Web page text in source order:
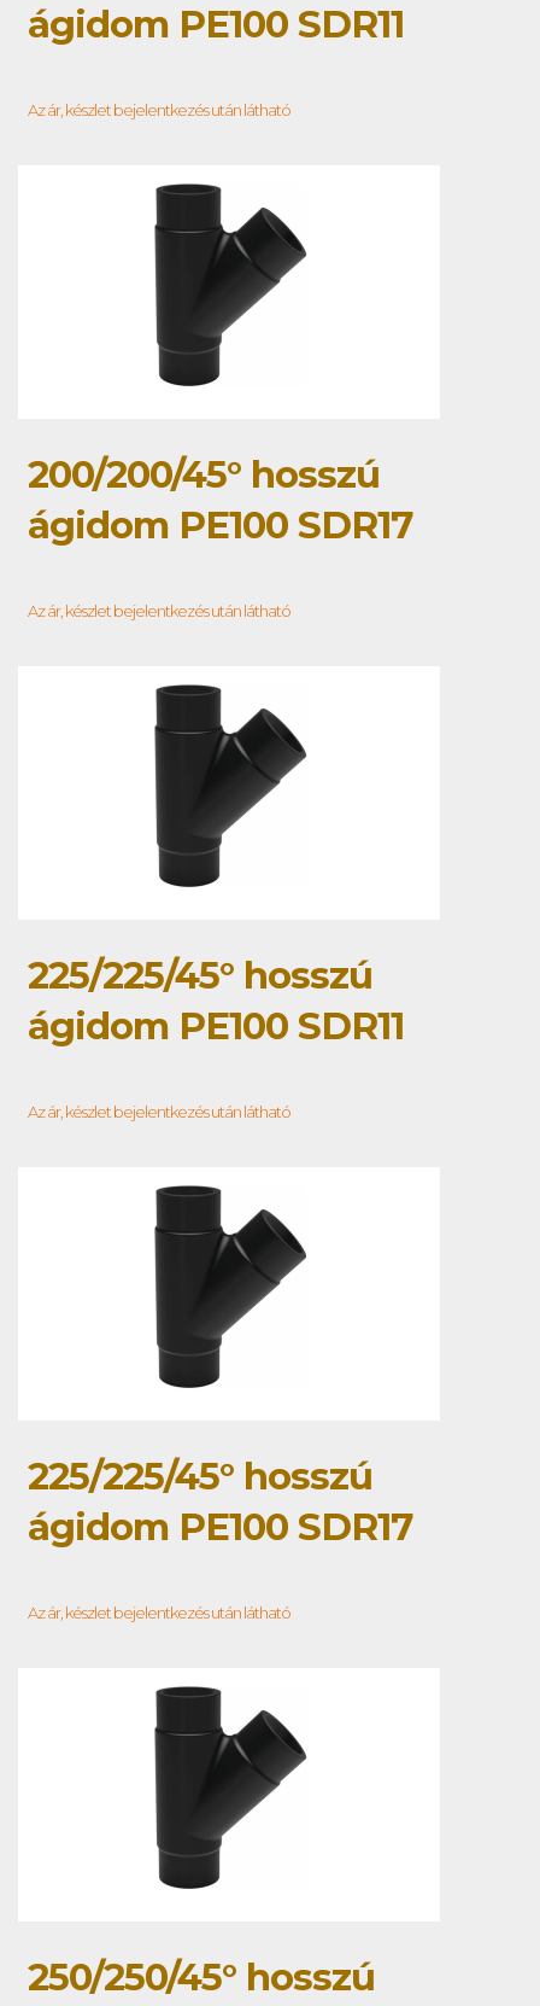
ágidom PE100 SDR11
Az ár, készlet bejelentkezés után látható
200/200/45° hosszú
ágidom PE100 SDR17
Az ár, készlet bejelentkezés után látható
225/225/45° hosszú
ágidom PE100 SDR11
Az ár, készlet bejelentkezés után látható
225/225/45° hosszú
ágidom PE100 SDR17
Az ár, készlet bejelentkezés után látható
250/250/45° hosszú